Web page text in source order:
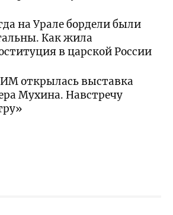
на Урале бордели были
Как жила
в царской России
открылась выставка
Мухина. Навстречу